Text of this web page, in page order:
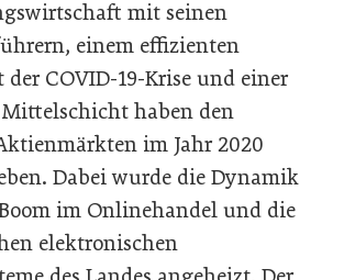
mit seinen
einem effizienten
der COVID-19-Krise und einer
haben den
im Jahr 2020
Dabei wurde die Dynamik
im Onlinehandel und die
elektronischen